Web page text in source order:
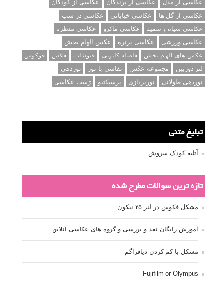
عکاسی از مدل
عکاسی از پرندگان
عکاسی از کودکان
عکاسی از گل ها
عکاسی خیابانی
عکاسی در شب
عکاسی سیاه و سفید
عکاسی ماکرو
عکاسی منظره
عکاسی ورزشی
عکاسی پرتره
عکس الهام بخش
عکس های الهام بخش
فاصله کانونی فتوشاپ فلاش
فوکوس
لنز دوربین
مجموعه عکس نقاشی با نور
نوردهی
نوردهی طولانی
نورپردازی پرسپکتیو ژست عکاسی
تبلیغ متنی
آتلیه کودک سروش
تازه ترین سوالات مطرح شده
مشکل فکوس در لنز ۳۵ نیکون
آموزش رایگان نقد و بررسی و گروه های عکاسی آنلاین
مشکل با کم کردن دیافراگم
Fujifilm or Olympus